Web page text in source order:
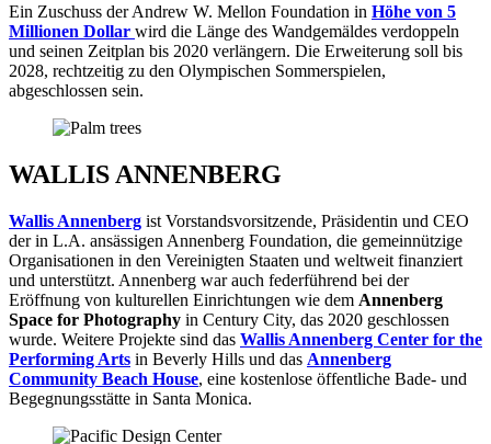
Ein Zuschuss der Andrew W. Mellon Foundation in Höhe von 5
Millionen Dollar wird die Länge des Wandgemäldes verdoppeln
und seinen Zeitplan bis 2020 verlängern. Die Erweiterung soll bis
2028, rechtzeitig zu den Olympischen Sommerspielen,
abgeschlossen sein.
WALLIS ANNENBERG
Wallis Annenberg ist Vorstandsvorsitzende, Präsidentin und CEO
der in L.A. ansässigen Annenberg Foundation, die gemeinnützige
Organisationen in den Vereinigten Staaten und weltweit finanziert
und unterstützt. Annenberg war auch federführend bei der
Eröffnung von kulturellen Einrichtungen wie dem Annenberg
Space for Photography in Century City, das 2020 geschlossen
wurde. Weitere Projekte sind das Wallis Annenberg Center for the
Performing Arts in Beverly Hills und das Annenberg
Community Beach House, eine kostenlose öffentliche Bade- und
Begegnungsstätte in Santa Monica.